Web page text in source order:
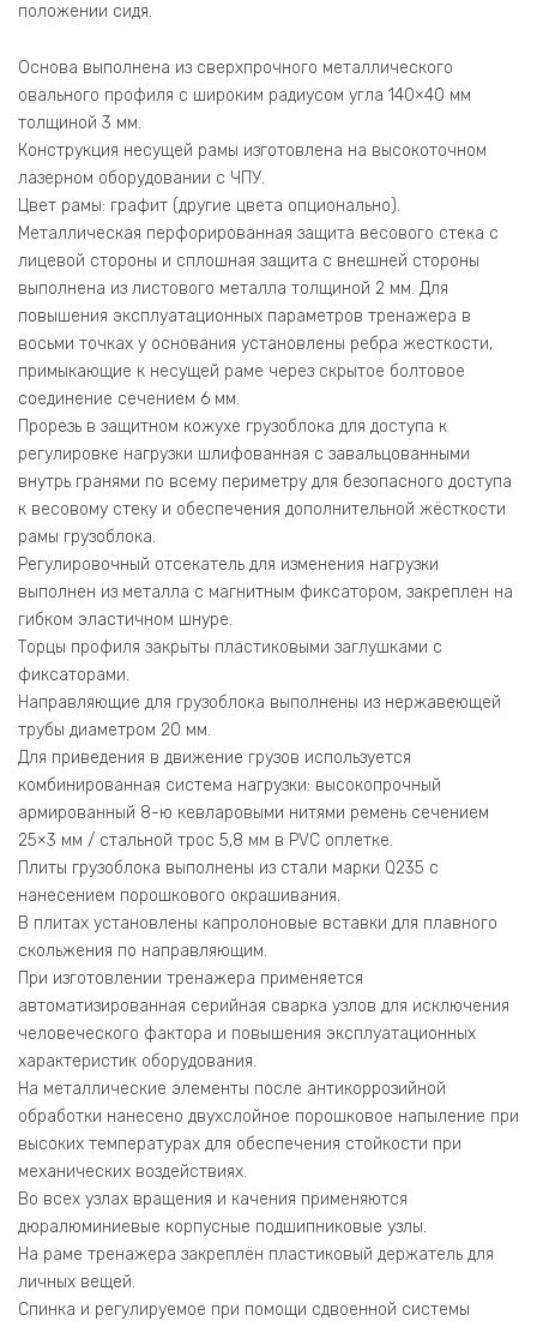
положении сидя.
Основа выполнена из сверхпрочного металлического
овального профиля с широким радиусом угла 140×40 мм
толщиной 3 мм.
Конструкция несущей рамы изготовлена на высокоточном
лазерном оборудовании с ЧПУ.
Цвет рамы: графит (другие цвета опционально).
Металлическая перфорированная защита весового стека с
лицевой стороны и сплошная защита с внешней стороны
выполнена из листового металла толщиной 2 мм. Для
повышения эксплуатационных параметров тренажера в
восьми точках у основания установлены ребра жесткости,
примыкающие к несущей раме через скрытое болтовое
соединение сечением 6 мм.
Прорезь в защитном кожухе грузоблока для доступа к
регулировке нагрузки шлифованная с завальцованными
внутрь гранями по всему периметру для безопасного доступа
к весовому стеку и обеспечения дополнительной жёсткости
рамы грузоблока.
Регулировочный отсекатель для изменения нагрузки
выполнен из металла с магнитным фиксатором, закреплен на
гибком эластичном шнуре.
Торцы профиля закрыты пластиковыми заглушками с
фиксаторами.
Направляющие для грузоблока выполнены из нержавеющей
трубы диаметром 20 мм.
Для приведения в движение грузов используется
комбинированная система нагрузки: высокопрочный
армированный 8-ю кевларовыми нитями ремень сечением
25×3 мм / стальной трос 5,8 мм в PVC оплетке.
Плиты грузоблока выполнены из стали марки Q235 с
нанесением порошкового окрашивания.
В плитах установлены капролоновые вставки для плавного
скольжения по направляющим.
При изготовлении тренажера применяется
автоматизированная серийная сварка узлов для исключения
человеческого фактора и повышения эксплуатационных
характеристик оборудования.
На металлические элементы после антикоррозийной
обработки нанесено двухслойное порошковое напыление при
высоких температурах для обеспечения стойкости при
механических воздействиях.
Во всех узлах вращения и качения применяются
дюралюминиевые корпусные подшипниковые узлы.
На раме тренажера закреплён пластиковый держатель для
личных вещей.
Спинка и регулируемое при помощи сдвоенной системы